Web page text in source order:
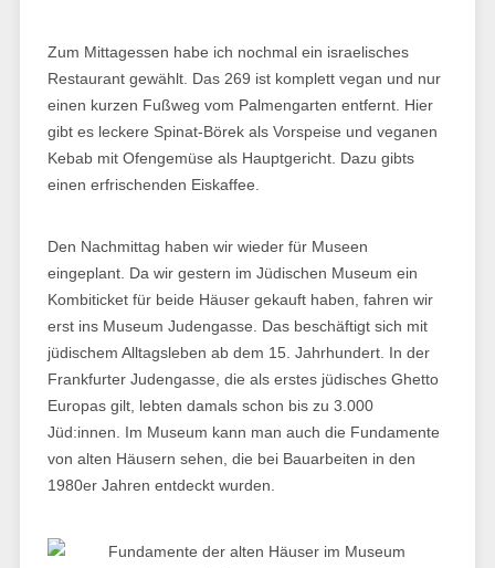
Zum Mittagessen habe ich nochmal ein israelisches
Restaurant gewählt. Das 269 ist komplett vegan und nur
einen kurzen Fußweg vom Palmengarten entfernt. Hier
gibt es leckere Spinat-Börek als Vorspeise und veganen
Kebab mit Ofengemüse als Hauptgericht. Dazu gibts
einen erfrischenden Eiskaffee.
Den Nachmittag haben wir wieder für Museen
eingeplant. Da wir gestern im Jüdischen Museum ein
Kombiticket für beide Häuser gekauft haben, fahren wir
erst ins Museum Judengasse. Das beschäftigt sich mit
jüdischem Alltagsleben ab dem 15. Jahrhundert. In der
Frankfurter Judengasse, die als erstes jüdisches Ghetto
Europas gilt, lebten damals schon bis zu 3.000
Jüd:innen. Im Museum kann man auch die Fundamente
von alten Häusern sehen, die bei Bauarbeiten in den
1980er Jahren entdeckt wurden.